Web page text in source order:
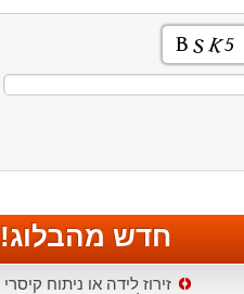
חדש מהבלוג!
זירוז לידה או ניתוח קיסרי